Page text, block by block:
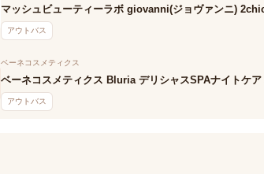
マッシュビューティーラボ giovanni(ジョヴァンニ)
アウトバス
ベーネコスメティクス
ベーネコスメティクス Bluria デリシャスSPAナイトケア
アウトバス